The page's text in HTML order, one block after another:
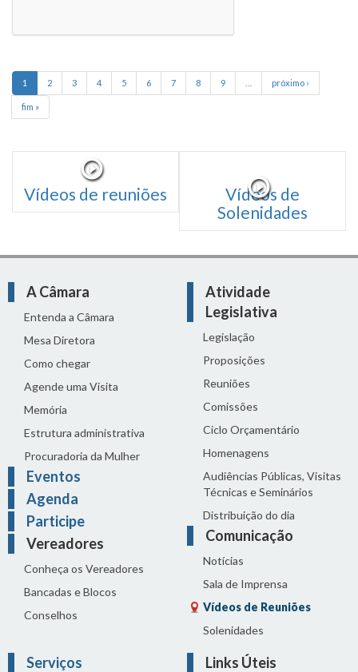
1 2 3 4 5 6 7 8 9 próximo ›
fim »
Vídeos de reuniões
Vídeos de
Solenidades
A Câmara
Entenda a Câmara
Mesa Diretora
Como chegar
Agende uma Visita
Memória
Estrutura administrativa
Procuradoria da Mulher
Eventos
Agenda
Participe
Vereadores
Conheça os Vereadores
Bancadas e Blocos
Conselhos
Atividade
Legislativa
Legislação
Proposições
Reuniões
Comissões
Ciclo Orçamentário
Homenagens
Audiências Públicas, Visitas
Técnicas e Seminários
Distribuição do dia
Comunicação
Notícias
Sala de Imprensa
Vídeos de Reuniões
Solenidades
Serviços Links Úteis